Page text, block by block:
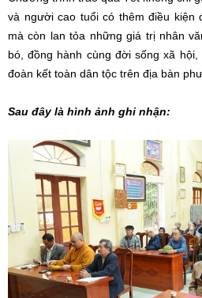
và người cao tuổi có thêm điều kiện
mà còn lan tỏa những giá trị nhân
bó, đồng hành cùng đời sống xã
đoàn kết toàn dân tộc trên địa bàn
Sau đây là hình ảnh ghi nhận: